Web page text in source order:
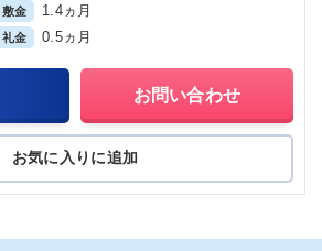
敷金 1.4ヵ月
礼金 0.5ヵ月
お問い合わせ
お気に入りに追加